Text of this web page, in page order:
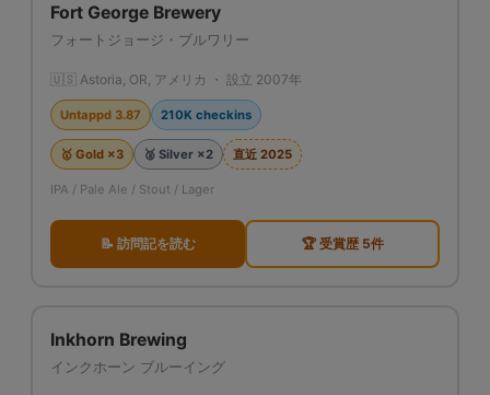
Fort George Brewery
フォートジョージ・ブルワリー
🇺🇸 Astoria, OR, アメリカ ・ 設立 2007年
Untappd 3.87 210K checkins
🥇 Gold ×3 🥈 Silver ×2 直近 2025
IPA / Pale Ale / Stout / Lager
📝 訪問記を読む 🏆 受賞歴 5件
Inkhorn Brewing
インクホーン ブルーイング